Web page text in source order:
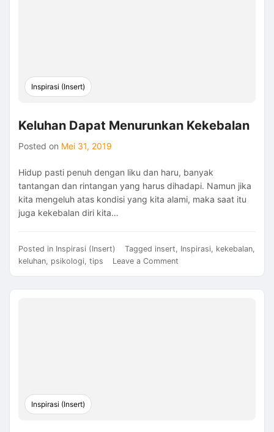
Inspirasi (Insert)
Keluhan Dapat Menurunkan Kekebalan
Posted on Mei 31, 2019
Hidup pasti penuh dengan liku dan haru, banyak
tantangan dan rintangan yang harus dihadapi. Namun jika
kita mengeluh atas kondisi yang kita alami, maka saat itu
juga kekebalan diri kita…
Posted in Inspirasi (Insert) Tagged insert, Inspirasi, kekebalan,
keluhan, psikologi, tips Leave a Comment
Inspirasi (Insert)